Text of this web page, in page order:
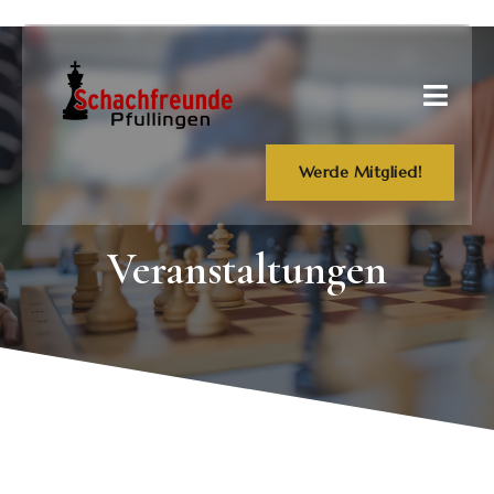
Werde Mitglied!
Veranstaltungen